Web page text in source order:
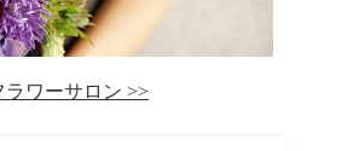
ワーサロン >>